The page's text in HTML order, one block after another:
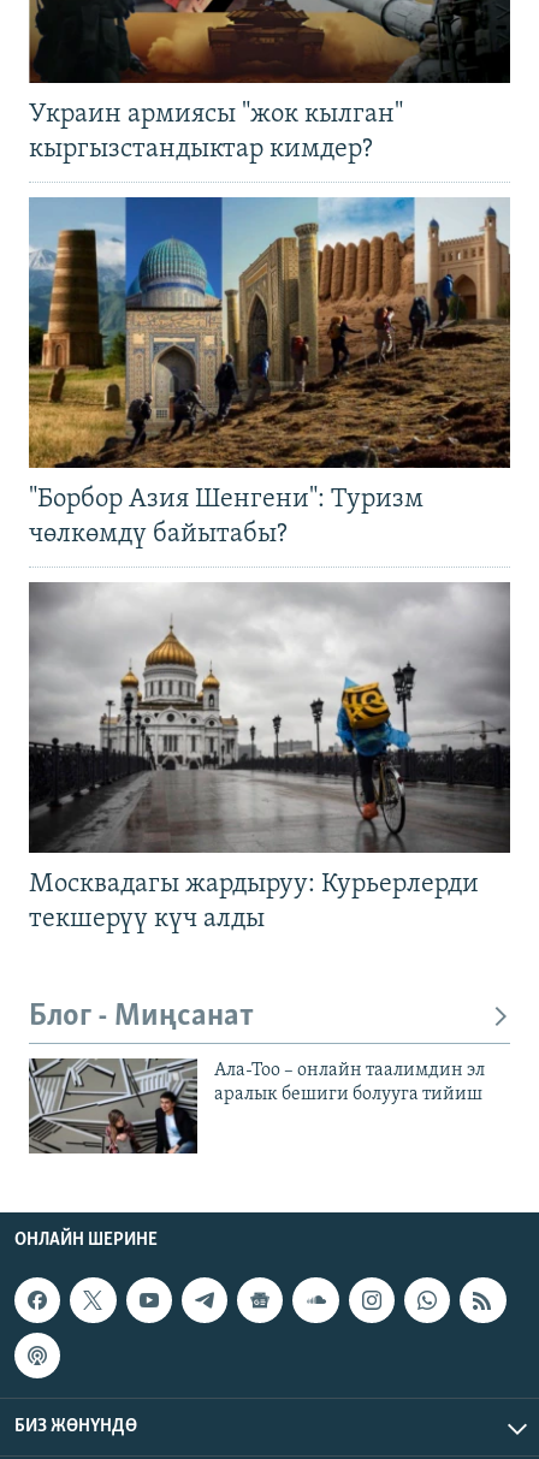
Украин армиясы "жок кылган"
кыргызстандыктар кимдер?
"Борбор Азия Шенгени": Туризм
чөлкөмдү байытабы?
Москвадагы жардыруу: Курьерлерди
текшерүү күч алды
Блог - Миңсанат
Ала-Тоо – онлайн таалимдин эл
аралык бешиги болууга тийиш
ОНЛАЙН ШЕРИНЕ
БИЗ ЖӨНҮНДӨ